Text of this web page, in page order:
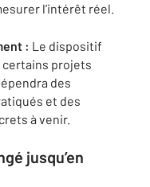
l’intérêt réel.
: Le dispositif
projets
des
et des
à venir.
jusqu’en